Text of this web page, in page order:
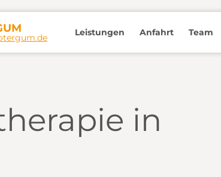
Leistungen Anfahrt Team
in